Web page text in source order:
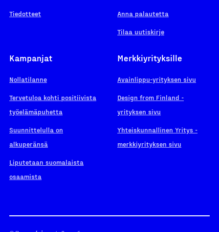
Tiedotteet Anna palautetta
Tilaa uutiskirje
Kampanjat
Nollatilanne
Tervetuloa kohti positiivista
työelämäpuhetta
Suunnittelulla on
alkuperänsä
Liputetaan suomalaista
osaamista
Merkkiyrityksille
Avainlippu-yrityksen sivu
Design from Finland -
yrityksen sivu
Yhteiskunnallinen Yritys -
merkkiyrityksen sivu